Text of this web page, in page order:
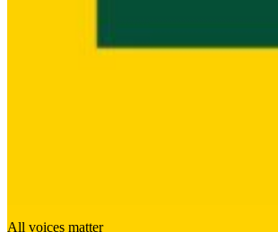
All voices matter